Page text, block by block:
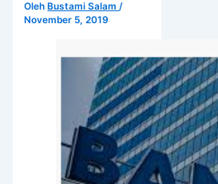
Oleh Bustami Salam/
November 5, 2019